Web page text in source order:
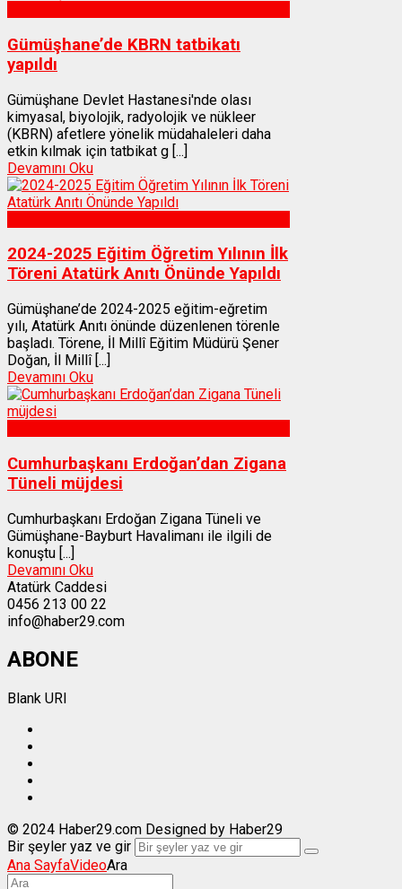
Gümüşhane’de KBRN tatbikatı
yapıldı
Gümüşhane Devlet Hastanesi'nde olası
kimyasal, biyolojik, radyolojik ve nükleer
(KBRN) afetlere yönelik müdahaleleri daha
etkin kılmak için tatbikat g [...]
Devamını Oku
2024-2025 Eğitim Öğretim Yılının İlk
Töreni Atatürk Anıtı Önünde Yapıldı
Gümüşhane’de 2024-2025 eğitim-eğretim
yılı, Atatürk Anıtı önünde düzenlenen törenle
başladı. Törene, İl Millî Eğitim Müdürü Şener
Doğan, İl Millî [...]
Devamını Oku
Cumhurbaşkanı Erdoğan’dan Zigana
Tüneli müjdesi
Cumhurbaşkanı Erdoğan Zigana Tüneli ve
Gümüşhane-Bayburt Havalimanı ile ilgili de
konuştu [...]
Devamını Oku
Atatürk Caddesi
0456 213 00 22
info@haber29.com
ABONE
Blank URI
© 2024 Haber29.com Designed by Haber29
Bir şeyler yaz ve gir
Ana SayfaVideoAra